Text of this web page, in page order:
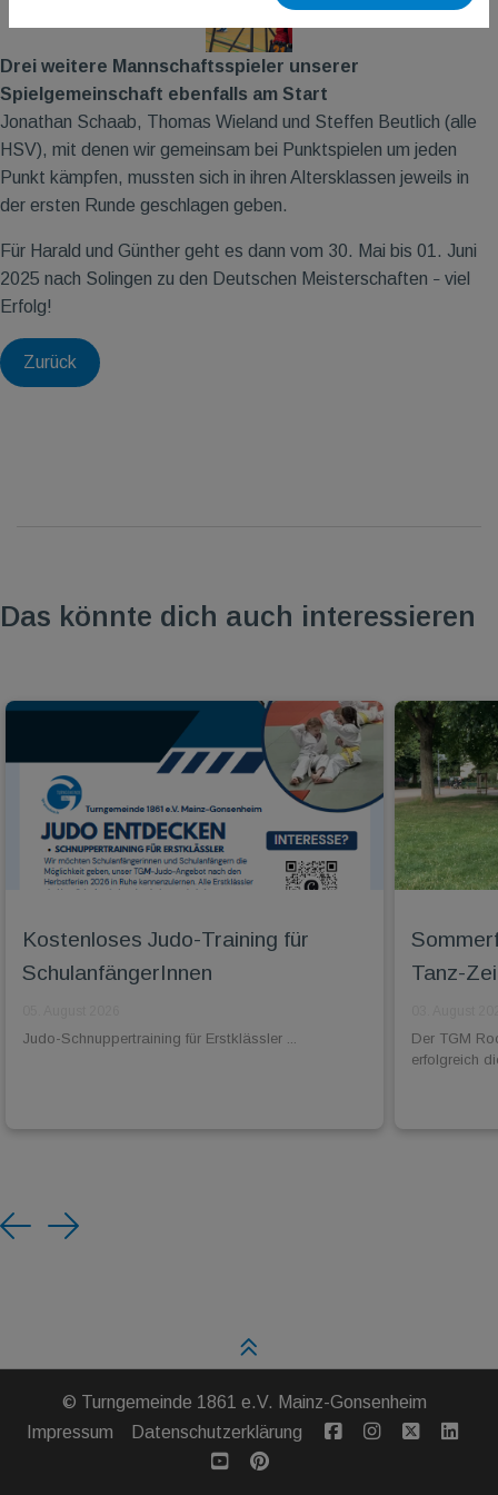
Zurück
Drei weitere Mannschaftsspieler unserer
Spielgemeinschaft ebenfalls am Start
Jonathan Schaab, Thomas Wieland und Steffen Beutlich (alle
HSV), mit denen wir gemeinsam bei Punktspielen um jeden
Punkt kämpfen, mussten sich in ihren Altersklassen jeweils in
der ersten Runde geschlagen geben.
Für Harald und Günther geht es dann vom 30. Mai bis 01. Juni
2025 nach Solingen zu den Deutschen Meisterschaften – viel
Erfolg!
Das könnte dich auch interessieren
Kostenloses Judo-Training für
SchulanfängerInnen
Judo-Schnuppertraining für Erstklässler ...
Tanz-
Der TGM
erfolgreich
Previous
Next
© Turngemeinde 1861 e.V. Mainz-Gonsenheim
Impressum
Datenschutzerklärung